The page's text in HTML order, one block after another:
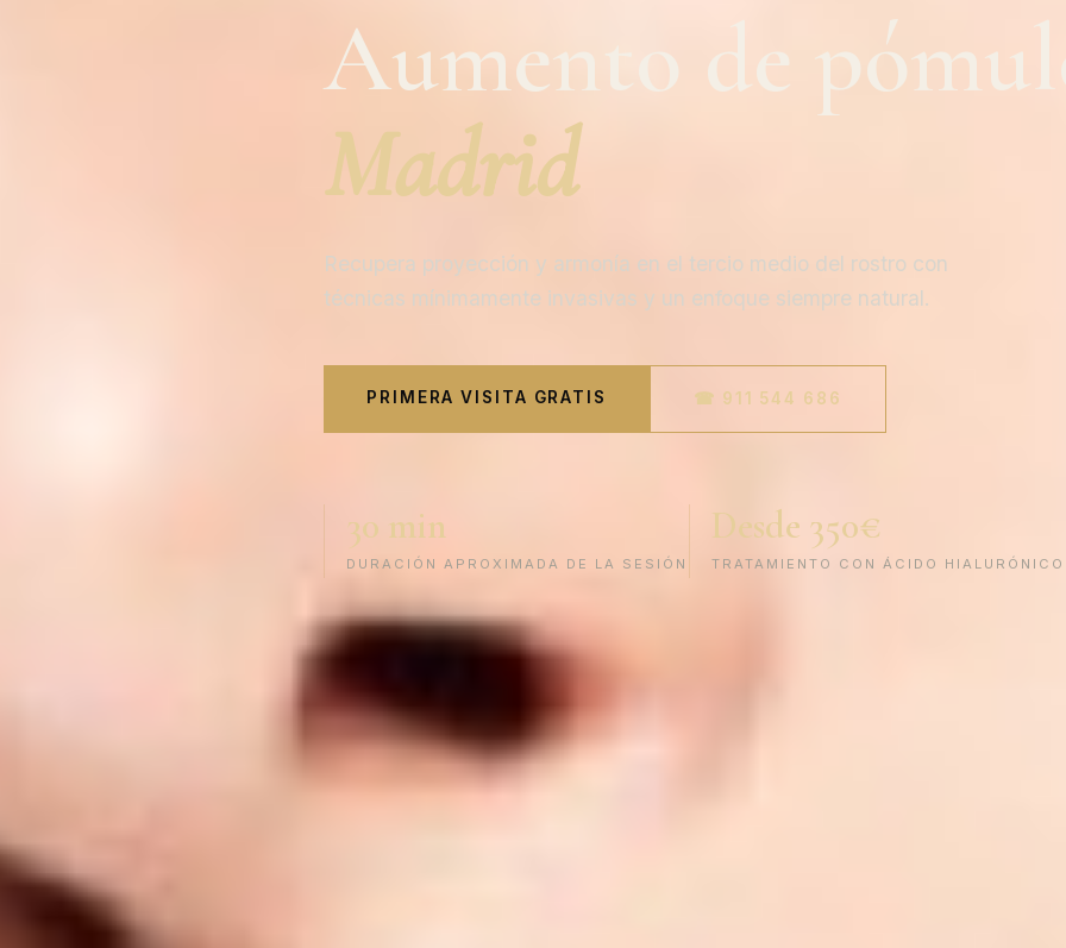
Aumento de
Madrid
Recupera proyección y armonía en el tercio medio del rostro con
técnicas mínimamente invasivas y un enfoque siempre natural.
PRIMERA VISITA GRATIS ☎ 911 544 686
30 min
DURACIÓN APROXIMADA DE LA SESIÓN
Desde 350€
TRATAMIENTO CON ÁCIDO HIALURÓNICO